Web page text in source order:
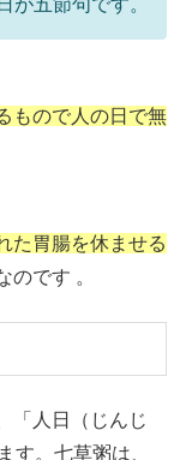
もので人の日で無
た胃腸を休ませる
のです 。
「人日（じんじ
す。七草粥は、